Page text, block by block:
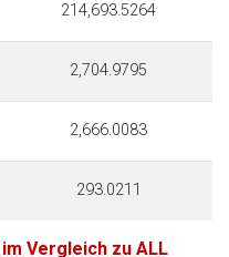
214,693.5264
2,704.9795
2,666.0083
293.0211
Vergleich zu ALL